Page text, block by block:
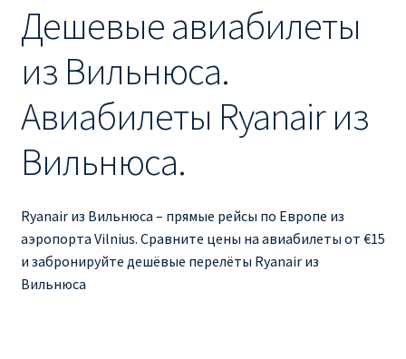
Ryanair Испания
RYANAIR КУПИТЬ БИЛЕТЫ ENGLISH
Ryanair онлайн регистрация
Ryanair ошибка в фамилии, имени
Дешевые авиабилеты
из Вильнюса.
Авиабилеты Ryanair из
Вильнюса.
Ryanair из Вильнюса – прямые рейсы по Европе из
аэропорта Vilnius. Сравните цены на авиабилеты от €15
и забронируйте дешёвые перелёты Ryanair из
Вильнюса